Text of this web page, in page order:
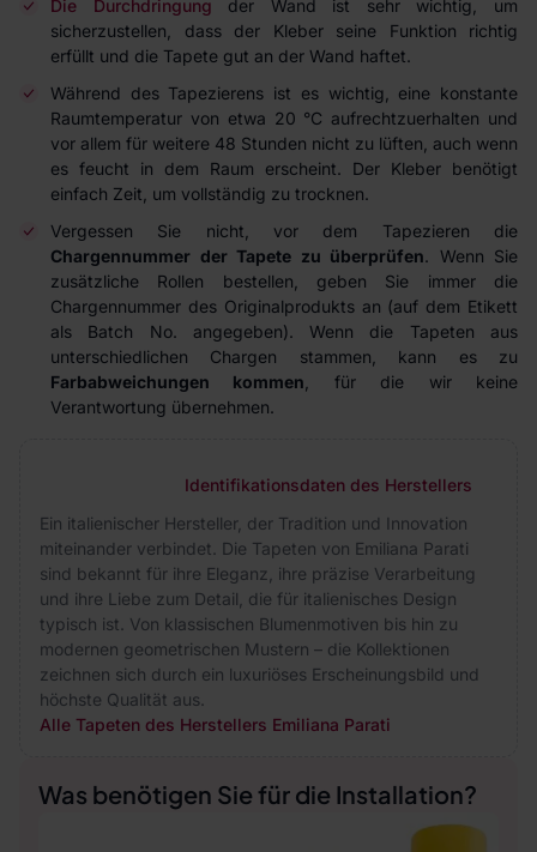
Die Durchdringung der Wand ist sehr wichtig, um
sicherzustellen, dass der Kleber seine Funktion richtig
erfüllt und die Tapete gut an der Wand haftet.
Während des Tapezierens ist es wichtig, eine konstante
Raumtemperatur von etwa 20 °C aufrechtzuerhalten und
vor allem für weitere 48 Stunden nicht zu lüften, auch wenn
es feucht in dem Raum erscheint. Der Kleber benötigt
einfach Zeit, um vollständig zu trocknen.
Vergessen Sie nicht, vor dem Tapezieren die
Chargennummer der Tapete zu überprüfen. Wenn Sie
zusätzliche Rollen bestellen, geben Sie immer die
Chargennummer des Originalprodukts an (auf dem Etikett
als Batch No. angegeben). Wenn die Tapeten aus
unterschiedlichen Chargen stammen, kann es zu
Farbabweichungen kommen , für die wir keine
Verantwortung übernehmen.
Identifikationsdaten des Herstellers
Ein italienischer Hersteller, der Tradition und Innovation
miteinander verbindet. Die Tapeten von Emiliana Parati
sind bekannt für ihre Eleganz, ihre präzise Verarbeitung
und ihre Liebe zum Detail, die für italienisches Design
typisch ist. Von klassischen Blumenmotiven bis hin zu
modernen geometrischen Mustern – die Kollektionen
zeichnen sich durch ein luxuriöses Erscheinungsbild und
höchste Qualität aus.
Alle Tapeten des Herstellers Emiliana Parati
Was benötigen Sie für die Installation?